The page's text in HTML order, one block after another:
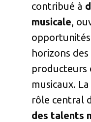
contribué à
musicale,
horizons
producteurs
musicaux.
rôle central
des talents